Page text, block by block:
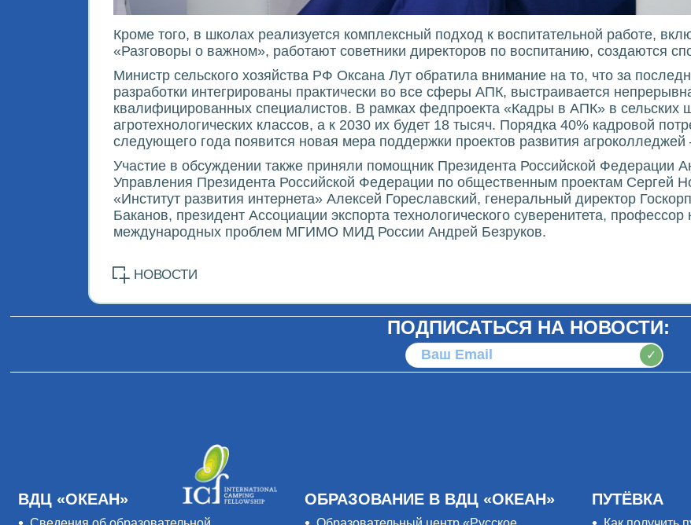
Кроме того, в школах реализуется комплексный подход к воспитательной работе,
«Разговоры о важном», работают советники директоров по воспитанию, создаются
Министр сельского хозяйства РФ Оксана Лут обратила внимание на то, что за
разработки интегрированы практически во все сферы АПК, выстраивается
квалифицированных специалистов. В рамках федпроекта «Кадры в АПК» в сельских
агротехнологических классов, а к 2030 их будет 18 тысяч. Порядка 40% кадровой
следующего года появится новая мера поддержки проектов развития агроколледжей
Участие в обсуждении также приняли помощник Президента Российской Федерации
Управления Президента Российской Федерации по общественным проектам Сергей
«Институт развития интернета» Алексей Гореславский, генеральный директор
Баканов, президент Ассоциации экспорта технологического суверенитета,
международных проблем МГИМО МИД России Андрей Безруков.
НОВОСТИ
ПОДПИСАТЬСЯ НА НОВОСТИ:
✓
ВДЦ «ОКЕАН» ОБРАЗОВАНИЕ В ВДЦ «ОКЕАН» ПУТЁВКА